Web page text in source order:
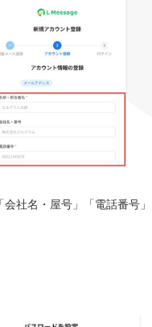
会社名・屋号」「電話番号